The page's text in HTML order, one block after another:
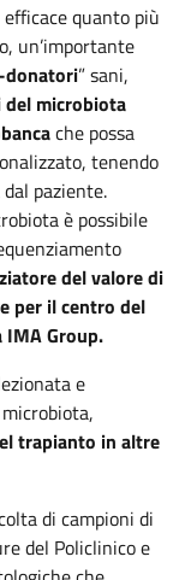
quanto più
un’importante
donatori” sani,
microbiota
che possa
tenendo
paziente.
è possibile
del valore di
per il centro del
IMA Group.
e
trapianto in altre
di campioni di
del Policlinico e